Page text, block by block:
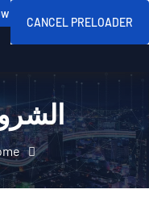
CANCEL PRELOADER
Us On :